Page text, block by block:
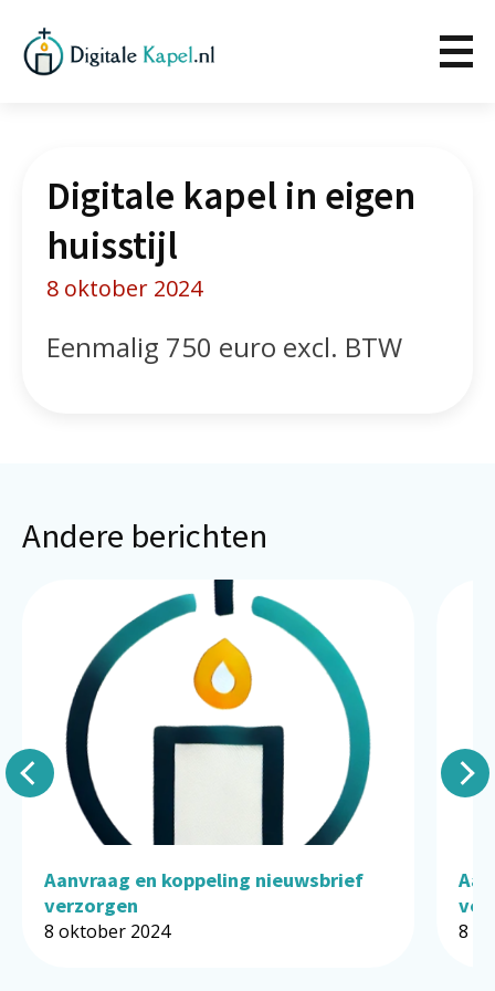
Digitale kapel in eigen
huisstijl
8 oktober 2024
Eenmalig 750 euro excl. BTW
Andere berichten
Aanvraag en koppeling nieuwsbrief
verzorgen
8 oktober 2024 8